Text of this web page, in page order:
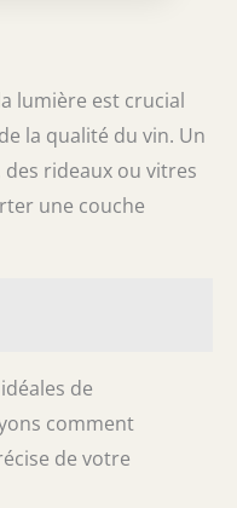
lumière est crucial
la qualité du vin. Un
rideaux ou vitres
une couche
de
comment
de votre